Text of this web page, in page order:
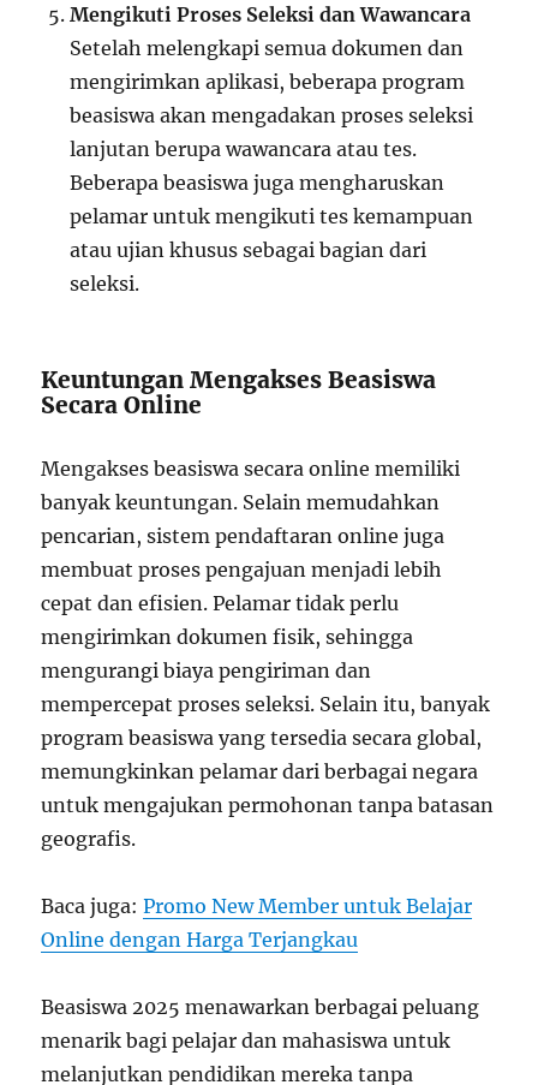
Mengikuti Proses Seleksi dan Wawancara
Setelah melengkapi semua dokumen dan
mengirimkan aplikasi, beberapa program
beasiswa akan mengadakan proses seleksi
lanjutan berupa wawancara atau tes.
Beberapa beasiswa juga mengharuskan
pelamar untuk mengikuti tes kemampuan
atau ujian khusus sebagai bagian dari
seleksi.
Keuntungan Mengakses Beasiswa
Secara Online
Mengakses beasiswa secara online memiliki
banyak keuntungan. Selain memudahkan
pencarian, sistem pendaftaran online juga
membuat proses pengajuan menjadi lebih
cepat dan efisien. Pelamar tidak perlu
mengirimkan dokumen fisik, sehingga
mengurangi biaya pengiriman dan
mempercepat proses seleksi. Selain itu, banyak
program beasiswa yang tersedia secara global,
memungkinkan pelamar dari berbagai negara
untuk mengajukan permohonan tanpa batasan
geografis.
Baca juga:Promo New Member untuk Belajar
Online dengan Harga Terjangkau
Beasiswa 2025 menawarkan berbagai peluang
menarik bagi pelajar dan mahasiswa untuk
melanjutkan pendidikan mereka tanpa